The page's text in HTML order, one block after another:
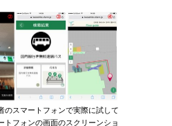
のスマートフォンで実際に試して
トフォンの画面のスクリーンショ